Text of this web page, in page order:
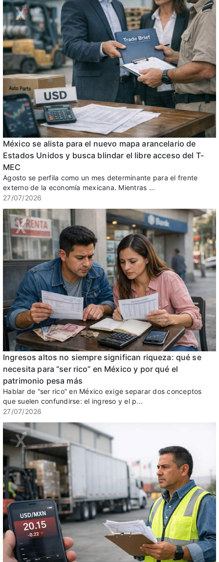
México se alista para el nuevo mapa arancelario de
Estados Unidos y busca blindar el libre acceso del T-
MEC
Agosto se perfila como un mes determinante para el frente
externo de la economía mexicana. Mientras ...
27/07/2026
Ingresos altos no siempre significan riqueza: qué se
necesita para “ser rico” en México y por qué el
patrimonio pesa más
Hablar de “ser rico” en México exige separar dos conceptos
que suelen confundirse: el ingreso y el p...
27/07/2026